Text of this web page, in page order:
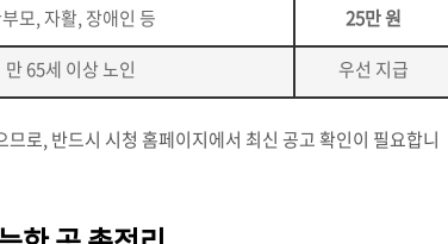
모, 자활, 장애인 등
25만 원
만 65세 이상 노인 우선 지급
로, 반드시 시청 홈페이지에서 최신 공고 확인이 필요합니